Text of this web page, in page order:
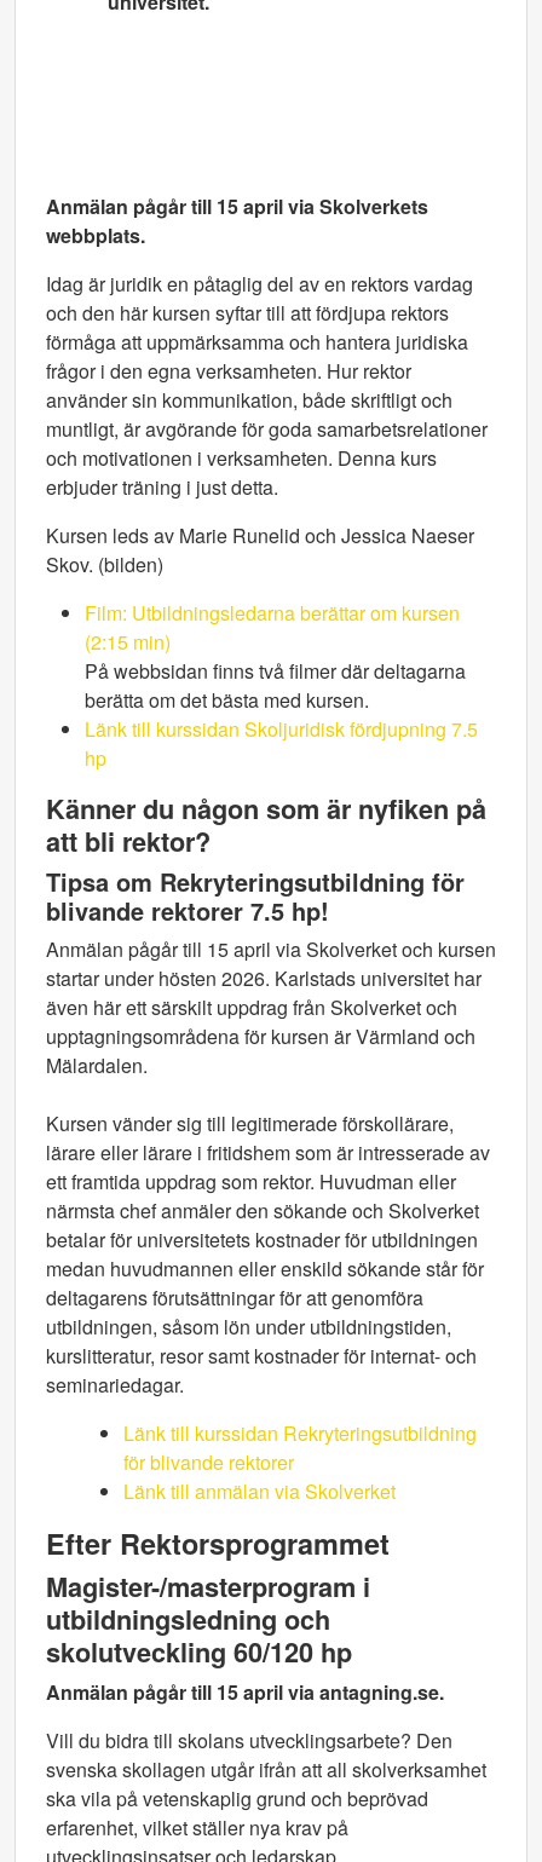
Anmälan pågår till 15 april via Skolverkets
webbplats.
Idag är juridik en påtaglig del av en rektors vardag
och den här kursen syftar till att fördjupa rektors
förmåga att uppmärksamma och hantera juridiska
frågor i den egna verksamheten. Hur rektor
använder sin kommunikation, både skriftligt och
muntligt, är avgörande för goda samarbetsrelationer
och motivationen i verksamheten. Denna kurs
erbjuder träning i just detta.
Kursen leds av Marie Runelid och Jessica Naeser
Skov. (bilden)
Film: Utbildningsledarna berättar om kursen
(2:15 min)
På webbsidan finns två filmer där deltagarna
berätta om det bästa med kursen.
Länk till kurssidan Skoljuridisk fördjupning 7.5
hp
Känner du någon som är nyfiken på
att bli rektor?
Tipsa om Rekryteringsutbildning för
blivande rektorer 7.5 hp!
Anmälan pågår till 15 april via Skolverket och kursen
startar under hösten 2026. Karlstads universitet har
även här ett särskilt uppdrag från Skolverket och
upptagningsområdena för kursen är Värmland och
Mälardalen.
Kursen vänder sig till legitimerade förskollärare,
lärare eller lärare i fritidshem som är intresserade av
ett framtida uppdrag som rektor. Huvudman eller
närmsta chef anmäler den sökande och Skolverket
betalar för universitetets kostnader för utbildningen
medan huvudmannen eller enskild sökande står för
deltagarens förutsättningar för att genomföra
utbildningen, såsom lön under utbildningstiden,
kurslitteratur, resor samt kostnader för internat- och
seminariedagar.
Länk till kurssidan Rekryteringsutbildning
för blivande rektorer
Länk till anmälan via Skolverket
Efter Rektorsprogrammet
Magister-/masterprogram i
utbildningsledning och
skolutveckling 60/120 hp
Anmälan pågår till 15 april via antagning.se.
Vill du bidra till skolans utvecklingsarbete? Den
svenska skollagen utgår ifrån att all skolverksamhet
ska vila på vetenskaplig grund och beprövad
erfarenhet, vilket ställer nya krav på